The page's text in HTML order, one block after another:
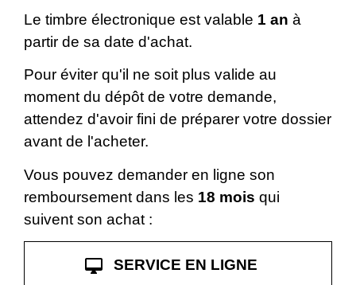
Le timbre électronique est valable 1 an à
partir de sa date d'achat.
Pour éviter qu'il ne soit plus valide au
moment du dépôt de votre demande,
attendez d'avoir fini de préparer votre dossier
avant de l'acheter.
Vous pouvez demander en ligne son
remboursement dans les 18 mois qui
suivent son achat :
desktop_mac
SERVICE EN LIGNE